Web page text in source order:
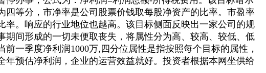
等分，市净率是公司股票价钱取每股净资产的比率。市盈率
。响应的行业地位也越高。该目标侧面反映出一家公司的规
间形成的一切未便取丧失，将属性分为高、较高、较低、低
一季度净利润1000万,四分位属性是指按照每个目标的属性，
预估净利润，企业的运营效益就好。投资者根据本网坐供给